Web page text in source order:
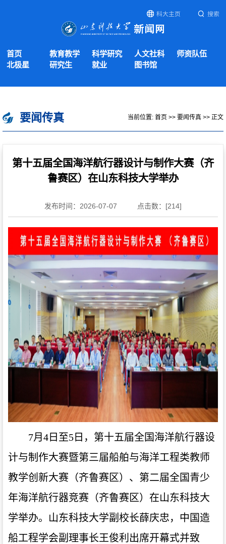
科大主页 搜索
首页 教育教学 科学研究 人文社科
师资队伍
北极星
研究生 就业 图书馆
要闻传真 当前位置: 首页 >> 要闻传真 >> 正文
第十五届全国海洋航行器设计与制作大赛（齐
鲁赛区）在山东科技大学举办
发布时间：2026-07-07 点击数：[214]
7月4日至5日，第十五届全国海洋航行器设
计与制作大赛暨第三届船舶与海洋工程类教师
教学创新大赛（齐鲁赛区）、第二届全国青少
年海洋航行器竞赛（齐鲁赛区）在山东科技大
学举办。山东科技大学副校长薛庆忠，中国造
船工程学会副理事长王俊利出席开幕式并致